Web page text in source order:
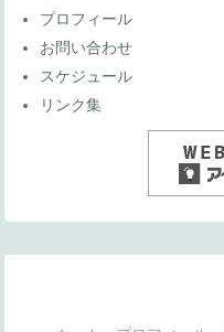
プロフィール
お問い合わせ
スケジュール
リンク集